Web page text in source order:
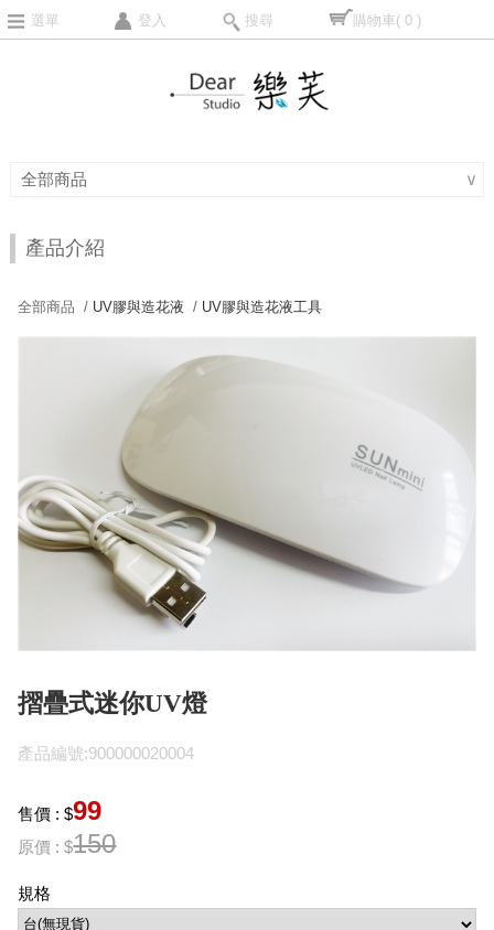
選單 登入 搜尋 購物車( 0 )
全部商品 ∨
產品介紹
全部商品 / UV膠與造花液 / UV膠與造花液工具
摺疊式迷你UV燈
產品編號:900000020004
售價 : $99
原價 : $150
規格